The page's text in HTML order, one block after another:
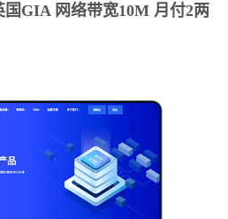
GIA 网络带宽10M 月付2两